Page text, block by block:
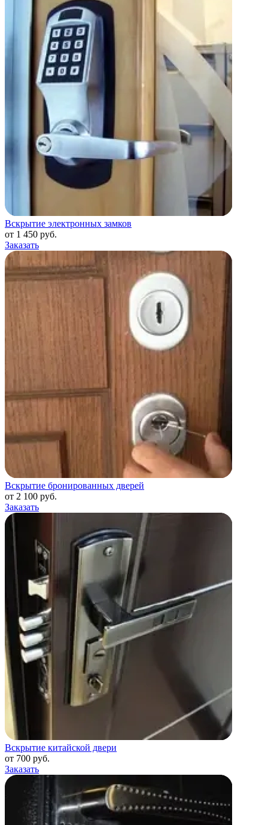
Вскрытие электронных замков
от 1 450 руб.
Заказать
Вскрытие бронированных дверей
от 2 100 руб.
Заказать
Вскрытие китайской двери
от 700 руб.
Заказать